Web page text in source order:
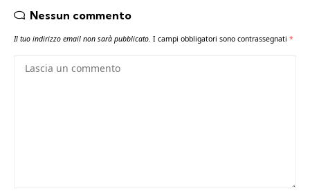
Nessun commento
Il tuo indirizzo email non sarà pubblicato. I campi obbligatori sono contrassegnati *